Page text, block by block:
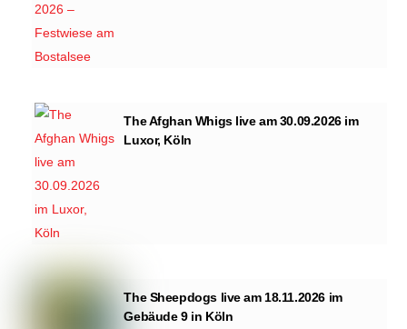
The Afghan Whigs live am 30.09.2026 im
Luxor, Köln
The Sheepdogs live am 18.11.2026 im
Gebäude 9 in Köln